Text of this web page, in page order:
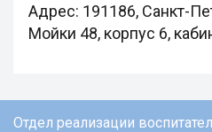
Адрес: 191186, Санкт-
Мойки 48, корпус 6,
Отдел реализации